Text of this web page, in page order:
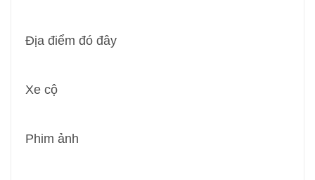
Địa điểm đó đây
Xe cộ
Phim ảnh